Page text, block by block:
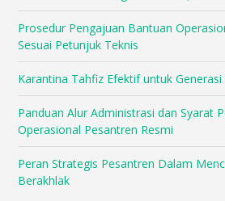
Prosedur Pengajuan Bantuan
Sesuai Petunjuk Teknis
Karantina Tahfiz Efektif untuk Generasi
Panduan Alur Administrasi dan Syarat
Operasional Pesantren Resmi
Peran Strategis Pesantren Dalam
Berakhlak